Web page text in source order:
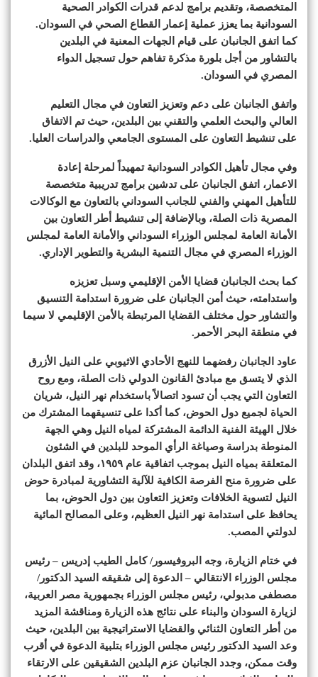
المتخصصة، وتقديم برامج لدعم قدرات الكوادر الصحية
السودانية بما يعزز عملية إعمار القطاع الصحي في السودان.
كما اتفق الجانبان على قيام الجهات المعنية في البلدين
بالتشاور من أجل بلورة مذكرة تفاهم حول تسجيل الدواء
المصري في السودان.
واتفق الجانبان على دعم وتعزيز التعاون في مجال التعليم
العالي والبحث العلمي والتقني بين البلدين، حيث تم الاتفاق
على تنشيط التعاون على المستوى الجامعي والدراسات العليا.
وفي مجال تأهيل الكوادر السودانية تمهيداً لمرحلة إعادة
الاعمار، اتفق الجانبان على تدشين برامج تدريبية متخصصة
للتأهيل المهني والفني للجانب السوداني بالتعاون مع الوكالات
المصرية ذات الصلة، وبالإضافة إلى تنشيط أطر التعاون بين
الأمانة العامة لمجلس الوزراء السوداني والأمانة العامة لمجلس
الوزراء المصري في مجال التنمية البشرية والتطوير الإداري.
كما بحث الجانبان قضايا الأمن الإقليمي وسبل تعزيزه
واستدامته، حيث أمن الجانبان على ضرورة استدامة التنسيق
والتشاور حول مختلف القضايا المرتبطة بالأمن الإقليمي لا سيما
في منطقة البحر الأحمر.
عاود الجانبان رفضهما للنهج الأحادي الاثيوبي على النيل الأزرق
الذي لا يتسق مع مبادئ القانون الدولي ذات الصلة، ومع روح
التعاون التي يجب أن تسود اتصالاً باستخدام نهر النيل، شريان
الحياة لجميع دول الحوض، كما أكدا على تنسيقهما المشترك من
خلال الهيئة الفنية الدائمة المشتركة لمياه النيل وهي الجهة
المنوطة بدراسة وصياغة الرأي الموحد للبلدين في الشئون
المتعلقة بمياه النيل بموجب اتفاقية عام ١٩٥٩، وقد اتفق البلدان
على ضرورة منح الفرصة الكافية للآلية التشاورية لمبادرة حوض
النيل لتسوية الخلافات وتعزيز التعاون بين دول الحوض، بما
يحافظ على استدامة نهر النيل العظيم، وعلى المصالح المائية
لدولتي المصب.
في ختام الزيارة، وجه البروفيسور/ كامل الطيب إدريس – رئيس
مجلس الوزراء الانتقالي – الدعوة إلى شقيقه السيد الدكتور/
مصطفى مدبولي، رئيس مجلس الوزراء بجمهورية مصر العربية،
لزيارة السودان والبناء على نتائج هذه الزيارة ومناقشة المزيد
من أطر التعاون الثنائي والقضايا الاستراتيجية بين البلدين، حيث
وعد السيد الدكتور رئيس مجلس الوزراء بتلبية الدعوة في أقرب
وقت ممكن، وجدد الجانبان عزم البلدين الشقيقين على الارتقاء